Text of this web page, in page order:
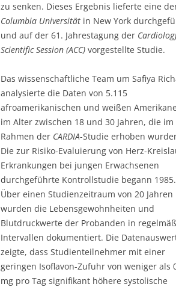
zu senken. Dieses Ergebnis lieferte eine
Columbia Universität in New York
und auf der 61. Jahrestagung der
Scientific Session (ACC) vorgestellte Studie.
Das wissenschaftliche Team um Safiya
analysierte die Daten von 5.115
afroamerikanischen und weißen
im Alter zwischen 18 und 30 Jahren, die im
Rahmen der CARDIA-Studie erhoben
Die zur Risiko-Evaluierung von Herz-
Erkrankungen bei jungen Erwachsenen
durchgeführte Kontrollstudie begann 1985.
Über einen Studienzeitraum von 20 Jahren
wurden die Lebensgewohnheiten und
Blutdruckwerte der Probanden in
Intervallen dokumentiert. Die
zeigte, dass Studienteilnehmer mit einer
geringen Isoflavon-Zufuhr von weniger als
mg pro Tag signifikant höhere systolische